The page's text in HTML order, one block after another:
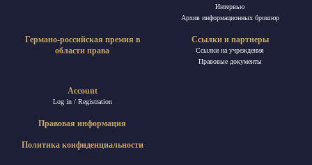
Интервью
Архив информационных брошюр
Германо-российская премия в
области права
Account
Log in / Registration
Ссылки и партнеры
Ссылки на учреждения
Правовые документы
Правовая информация
Политика конфиденциальности